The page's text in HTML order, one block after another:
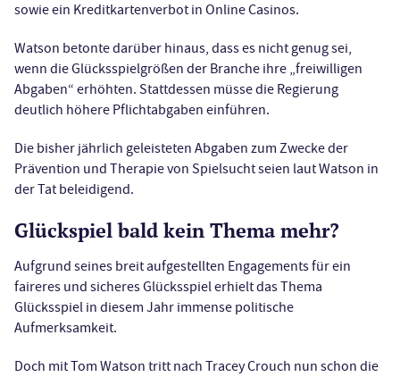
sowie ein Kreditkartenverbot in Online Casinos.
Watson betonte darüber hinaus, dass es nicht genug sei,
wenn die Glücksspielgrößen der Branche ihre „freiwilligen
Abgaben“ erhöhten. Stattdessen müsse die Regierung
deutlich höhere Pflichtabgaben einführen.
Die bisher jährlich geleisteten Abgaben zum Zwecke der
Prävention und Therapie von Spielsucht seien laut Watson in
der Tat beleidigend.
Glückspiel bald kein Thema mehr?
Aufgrund seines breit aufgestellten Engagements für ein
faireres und sicheres Glücksspiel erhielt das Thema
Glücksspiel in diesem Jahr immense politische
Aufmerksamkeit.
Doch mit Tom Watson tritt nach Tracey Crouch nun schon die